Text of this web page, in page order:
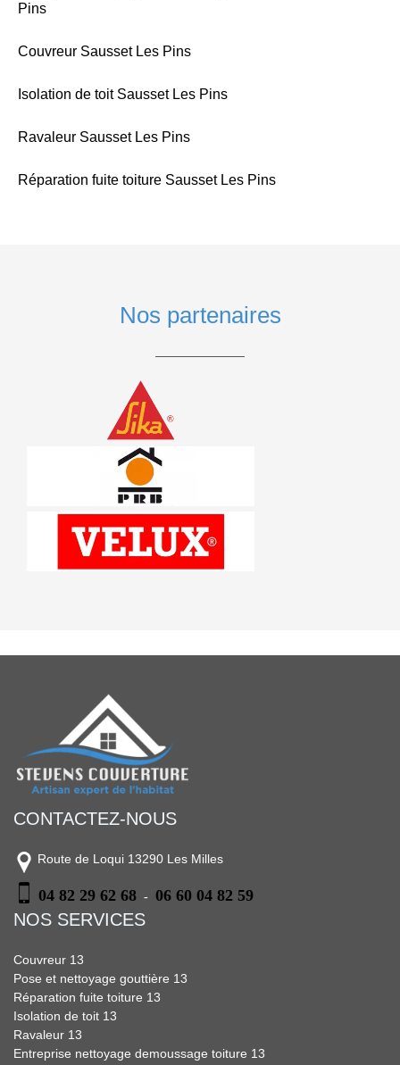
Pins
Couvreur Sausset Les Pins
Isolation de toit Sausset Les Pins
Ravaleur Sausset Les Pins
Réparation fuite toiture Sausset Les Pins
Nos partenaires
CONTACTEZ-NOUS
Route de Loqui 13290 Les Milles
04 82 29 62 68 - 06 60 04 82 59
NOS SERVICES
Couvreur 13
Pose et nettoyage gouttière 13
Réparation fuite toiture 13
Isolation de toit 13
Ravaleur 13
Entreprise nettoyage demoussage toiture 13